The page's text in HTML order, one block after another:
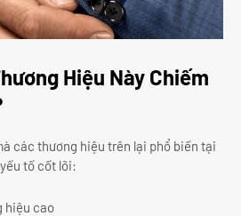
Hiệu Này Chiếm
các thương hiệu trên lại phổ biến tại
tố cốt lõi:
hiệu cao